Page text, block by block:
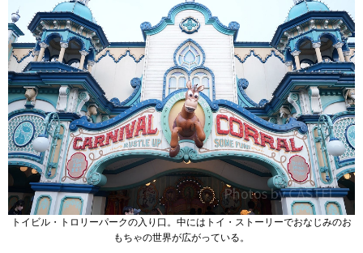
トイビル・トロリーパークの入り口。中にはトイ・ストーリーでおなじみのお
もちゃの世界が広がっている。